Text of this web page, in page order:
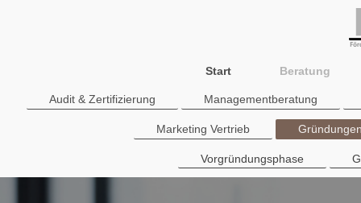
Start Beratung
Audit & Zertifizierung Managementberatung
Marketing Vertrieb
Vorgründungsphase